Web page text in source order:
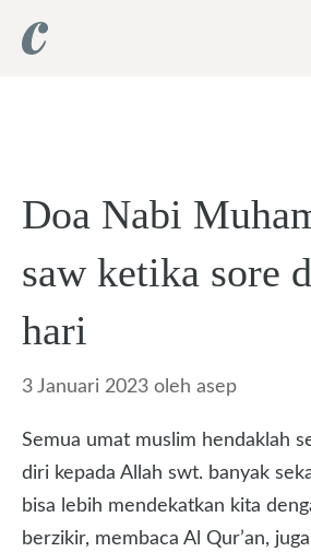
Doa Nabi
saw ketika sore
hari
3 Januari 2023 oleh asep
Semua umat muslim hendaklah
diri kepada Allah swt. banyak
bisa lebih mendekatkan kita
berzikir, membaca Al Qur’an,